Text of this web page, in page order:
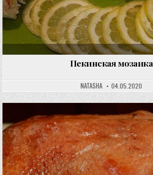
Пекинская мозаика
NATASHA 04.05.2020